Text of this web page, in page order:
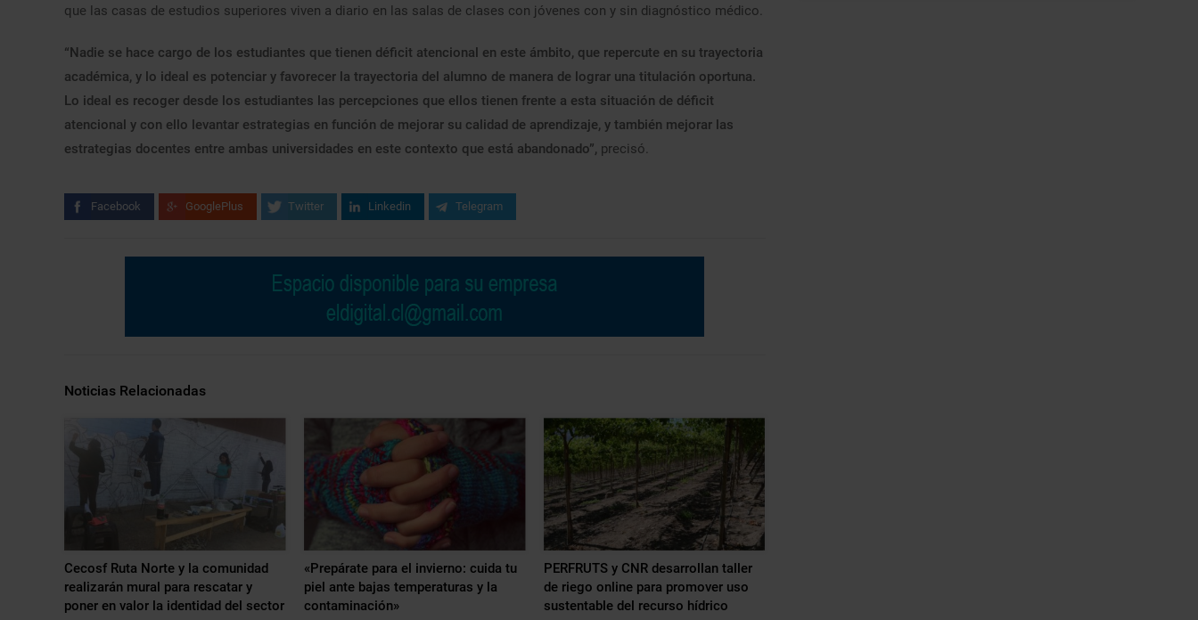
que las casas de estudios superiores viven a diario en las salas de clases con jóvenes con y sin diagnóstico médico.
“Nadie se hace cargo de los estudiantes que tienen déficit atencional en este ámbito, que repercute en su trayectoria
académica, y lo ideal es potenciar y favorecer la trayectoria del alumno de manera de lograr una titulación oportuna.
Lo ideal es recoger desde los estudiantes las percepciones que ellos tienen frente a esta situación de déficit
atencional y con ello levantar estrategias en función de mejorar su calidad de aprendizaje, y también mejorar las
estrategias docentes entre ambas universidades en este contexto que está abandonado”, precisó.
Facebook GooglePlus Twitter Linkedin Telegram
Noticias Relacionadas
Cecosf Ruta Norte y la comunidad
realizarán mural para rescatar y
poner en valor la identidad del sector
«Prepárate para el invierno: cuida tu
piel ante bajas temperaturas y la
contaminación»
PERFRUTS y CNR desarrollan taller
de riego online para promover uso
sustentable del recurso hídrico